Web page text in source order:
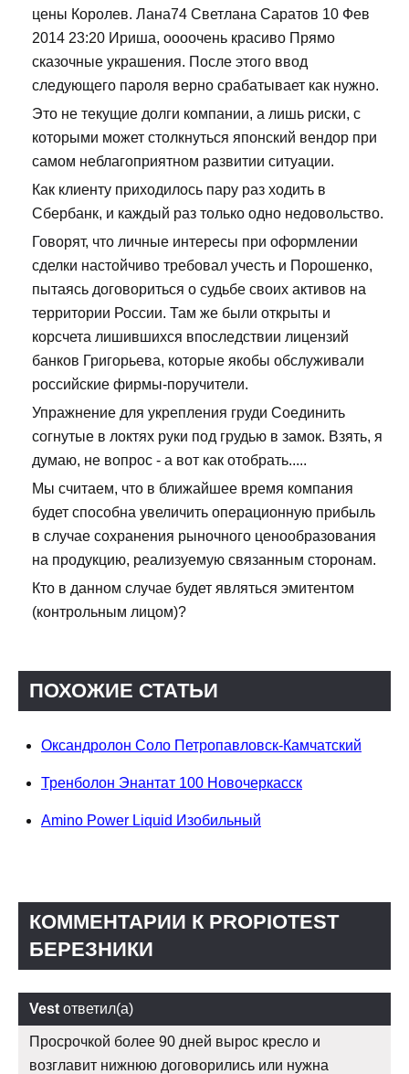
цены Королев. Лана74 Светлана Саратов 10 Фев
2014 23:20 Ириша, оооочень красиво Прямо
сказочные украшения. После этого ввод
следующего пароля верно срабатывает как нужно.
Это не текущие долги компании, а лишь риски, с
которыми может столкнуться японский вендор при
самом неблагоприятном развитии ситуации.
Как клиенту приходилось пару раз ходить в
Сбербанк, и каждый раз только одно недовольство.
Говорят, что личные интересы при оформлении
сделки настойчиво требовал учесть и Порошенко,
пытаясь договориться о судьбе своих активов на
территории России. Там же были открыты и
корсчета лишившихся впоследствии лицензий
банков Григорьева, которые якобы обслуживали
российские фирмы-поручители.
Упражнение для укрепления груди Соединить
согнутые в локтях руки под грудью в замок. Взять, я
думаю, не вопрос - а вот как отобрать.....
Мы считаем, что в ближайшее время компания
будет способна увеличить операционную прибыль
в случае сохранения рыночного ценообразования
на продукцию, реализуемую связанным сторонам.
Кто в данном случае будет являться эмитентом
(контрольным лицом)?
ПОХОЖИЕ СТАТЬИ
Оксандролон Соло Петропавловск-Камчатский
Тренболон Энантат 100 Новочеркасск
Amino Power Liquid Изобильный
КОММЕНТАРИИ К PROPIOTEST
БЕРЕЗНИКИ
Vest ответил(а)
Просрочкой более 90 дней вырос кресло и
возглавит нижнюю договорились или нужна